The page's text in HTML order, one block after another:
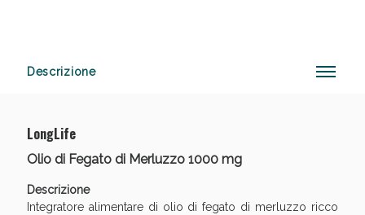
Descrizione
LongLife
Olio di Fegato di Merluzzo 1000 mg
Descrizione
Integratore alimentare di olio di fegato di merluzzo ricco